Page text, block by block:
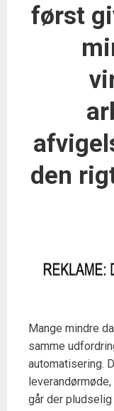
først
den
Mange mindre
samme
automatisering.
går der